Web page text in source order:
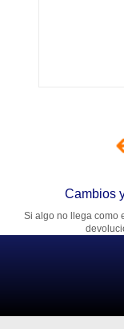
Cambios
Si algo no llega como